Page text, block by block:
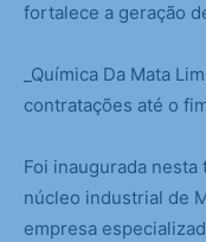
fortalece a geração
_Química Da Mata
contratações até o fim
Foi inaugurada
núcleo industrial de
empresa